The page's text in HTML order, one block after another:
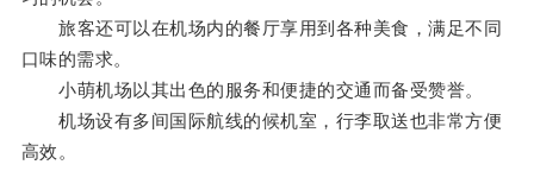
旅客还可以在机场内的餐厅享用到各种美食，满足不同
口味的需求。
小萌机场以其出色的服务和便捷的交通而备受赞誉。
机场设有多间国际航线的候机室，行李取送也非常方便
高效。